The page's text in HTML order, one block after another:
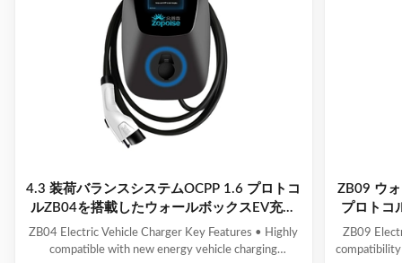
4.3 装荷バランスシステムOCPP 1.6 プロトコ
ルZB04を搭載したウォールボックスEV充電
器を表示する
ZB04 Electric Vehicle Charger Key Features • Highly
compatible with new energy vehicle charging
ZB09 ウ
プロトコ
ZB09